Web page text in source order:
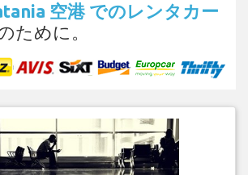
空港 でのレンタカー
ために。